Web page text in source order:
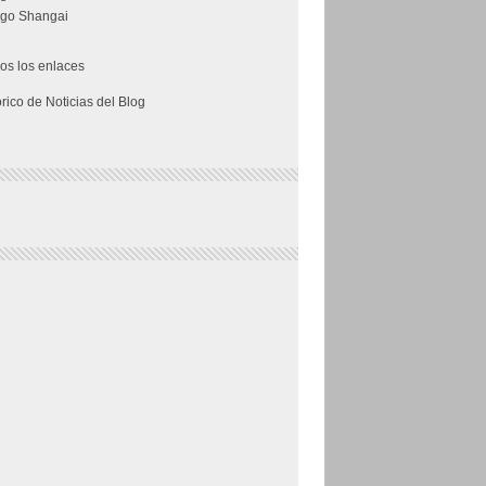
Shangai
los enlaces
de Noticias del Blog